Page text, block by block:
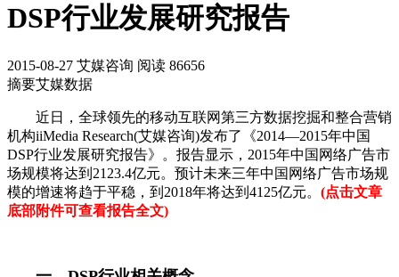
DSP行业发展研究报告
2015-08-27 艾媒咨询 阅读 86656
摘要艾媒数据
近日，全球领先的移动互联网第三方数据挖掘和整合营销
机构iiMedia Research(艾媒咨询)发布了《2014—2015年中国
DSP行业发展研究报告》。报告显示，2015年中国网络广告市
场规模将达到2123.4亿元。预计未来三年中国网络广告市场规
模的增速将趋于平稳，到2018年将达到4125亿元。 (点击文章
底部附件可查看报告全文)